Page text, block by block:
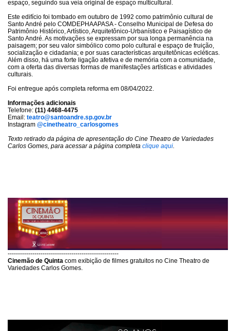
espaço, seguindo sua veia original de espaço multicultural.
Este edifício foi tombado em outubro de 1992 como patrimônio cultural de
Santo André pelo COMDEPHAAPASA - Conselho Municipal de Defesa do
Patrimônio Histórico, Artístico, Arquitetônico-Urbanístico e Paisagístico de
Santo André. As motivações se expressam por sua longa permanência na
paisagem; por seu valor simbólico como polo cultural e espaço de fruição,
socialização e cidadania; e por suas características arquitetônicas ecléticas.
Além disso, há uma forte ligação afetiva e de memória com a comunidade,
com a oferta das diversas formas de manifestações artísticas e atividades
culturais.
Foi entregue após completa reforma em 08/04/2022.
Informações adicionais
Telefone: (11) 4468-4475
Email: teatro@santoandre.sp.gov.br
Instagram @cinetheatro_carlosgomes
Texto retirado da página de apresentação do Cine Theatro de Variedades
Carlos Gomes, para acessar a página completa clique aqui
------------------------------------------------------
Cinemão de Quinta com exibição de filmes gratuitos no Cine Theatro de
Variedades Carlos Gomes.